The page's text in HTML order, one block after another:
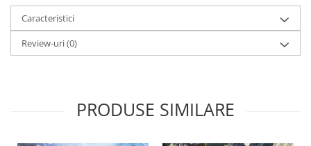
Caracteristici
Review-uri(0)
PRODUSE SIMILARE